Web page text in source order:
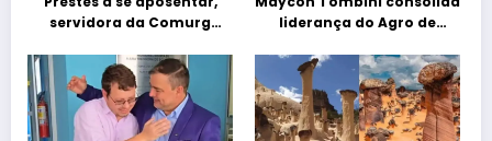
servidora da Comurg
entra em protocolo de
morte encefálica
liderança do Agro de
“Acorda Brasil” em Goiânia